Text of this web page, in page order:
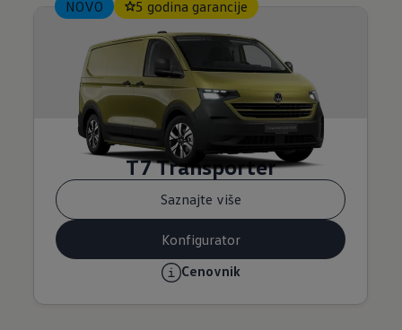
T7 Transporter
Saznajte više
Konfigurator
Cenovnik
NOVO 5 godina garancije